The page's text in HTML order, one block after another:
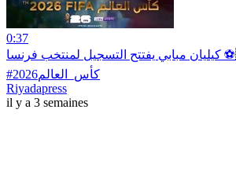
0:37
كيليان مبابي يفتتح التسجيل لمنتخب فرنسا ⚽️🇫🇷
Riyadapress
il y a 3 semaines